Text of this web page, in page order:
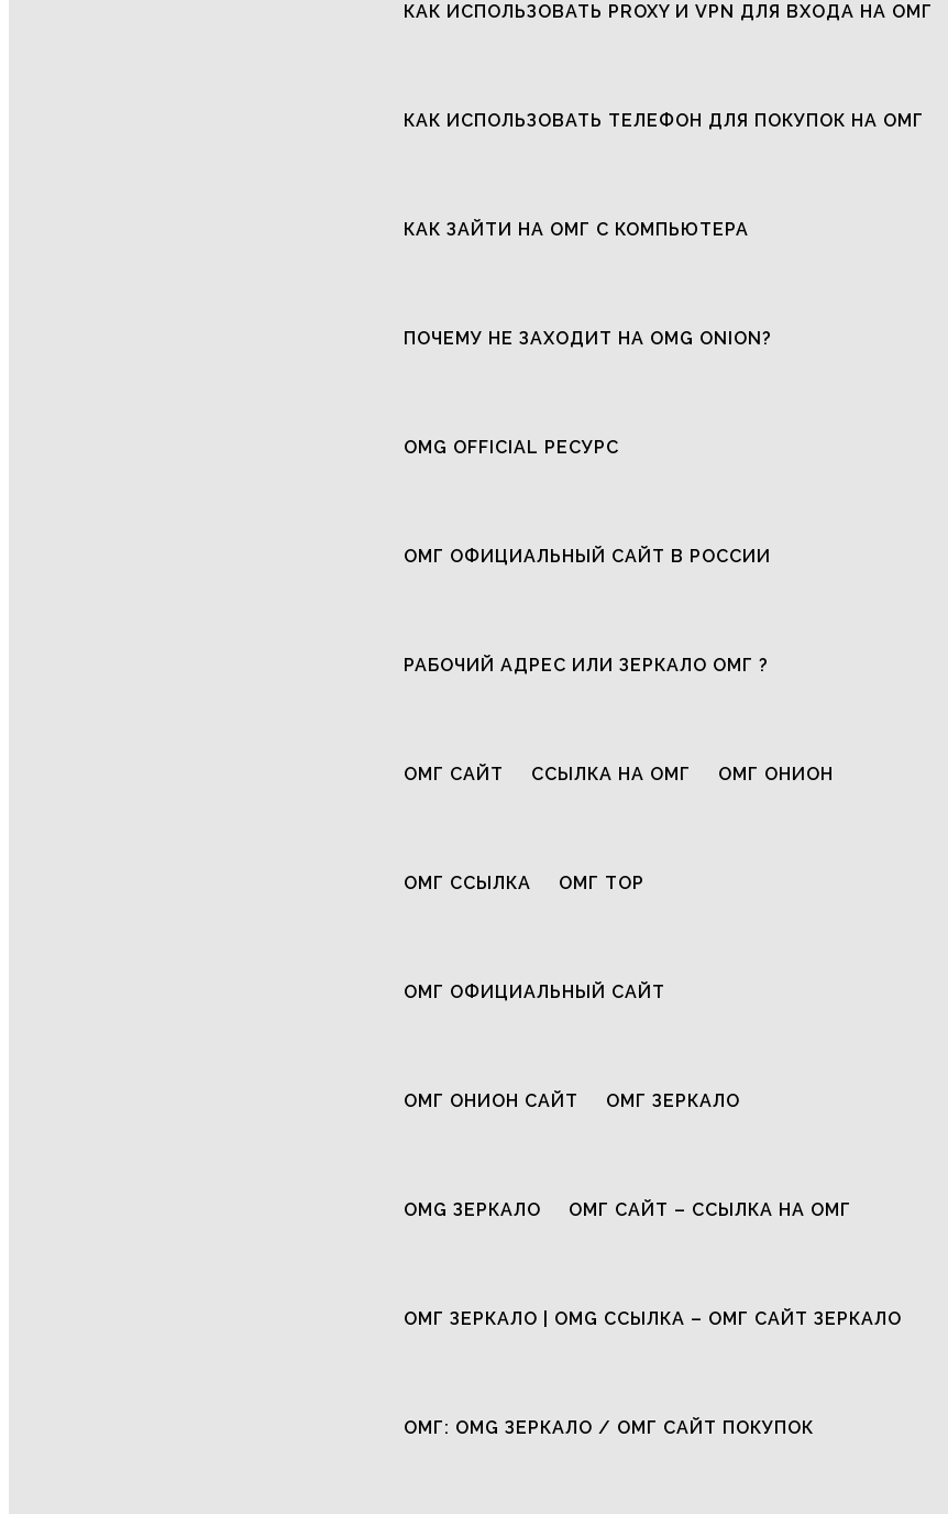
КАК ИСПОЛЬЗОВАТЬ PROXY И VPN ДЛЯ ВХОДА НА ОМГ
КАК ИСПОЛЬЗОВАТЬ ТЕЛЕФОН ДЛЯ ПОКУПОК НА ОМГ
КАК ЗАЙТИ НА ОМГ С КОМПЬЮТЕРА
ПОЧЕМУ НЕ ЗАХОДИТ НА OMG ONION?
OMG OFFICIAL РЕСУРС
ОМГ ОФИЦИАЛЬНЫЙ САЙТ В РОССИИ
РАБОЧИЙ АДРЕС ИЛИ ЗЕРКАЛО ОМГ ?
ОМГ САЙТ ССЫЛКА НА ОМГ ОМГ ОНИОН
ОМГ ССЫЛКА ОМГ ТОР
ОМГ ОФИЦИАЛЬНЫЙ САЙТ
ОМГ ОНИОН САЙТ ОМГ ЗЕРКАЛО
OMG ЗЕРКАЛО ОМГ САЙТ – ССЫЛКА НА ОМГ
ОМГ ЗЕРКАЛО | OMG ССЫЛКА – ОМГ САЙТ ЗЕРКАЛО
ОМГ: OMG ЗЕРКАЛО / ОМГ САЙТ ПОКУПОК